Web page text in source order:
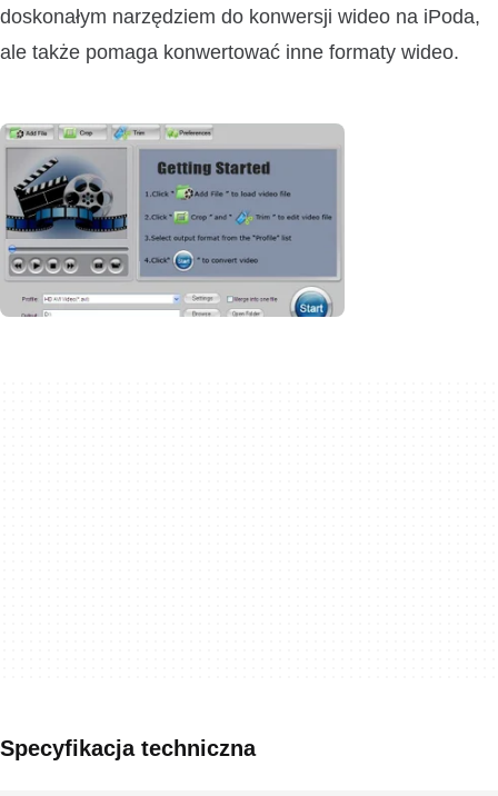
doskonałym narzędziem do konwersji wideo na iPoda,
ale także pomaga konwertować inne formaty wideo.
Specyfikacja techniczna